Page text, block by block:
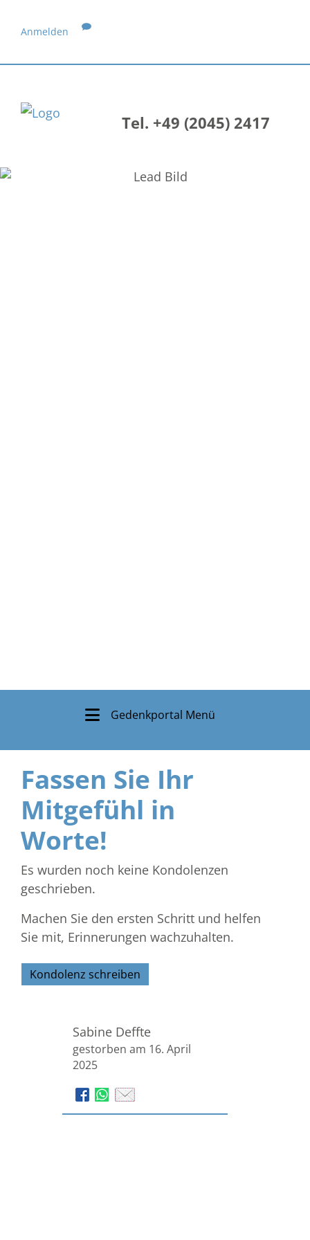
Anmelden
Tel. +49 (2045) 2417
Gedenkportal Menü
Fassen Sie Ihr
Mitgefühl in
Worte!
Es wurden noch keine Kondolenzen
geschrieben.
Machen Sie den ersten Schritt und helfen
Sie mit, Erinnerungen wachzuhalten.
Kondolenz schreiben
Sabine Deffte
gestorben am 16. April
2025